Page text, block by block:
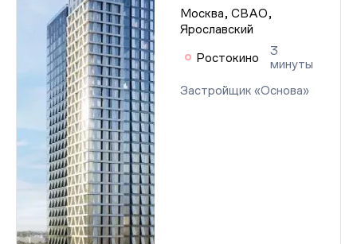
Москва, СВАО,
Ярославский
Ростокино
3
минуты
Застройщик «Основа»